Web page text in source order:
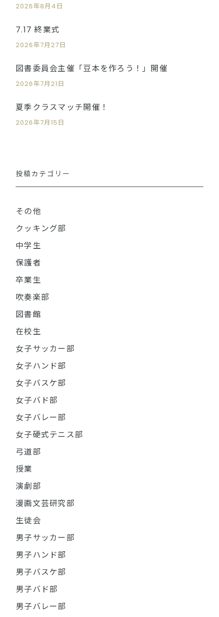
2026年8月4日
7.17 終業式
2026年7月27日
図書委員会主催「豆本を作ろう！」開催
2026年7月21日
夏季クラスマッチ開催！
2026年7月15日
投稿カテゴリー
その他
クッキング部
中学生
保護者
卒業生
吹奏楽部
図書館
在校生
女子サッカー部
女子ハンド部
女子バスケ部
女子バド部
女子バレー部
女子硬式テニス部
弓道部
授業
演劇部
漫画文芸研究部
生徒会
男子サッカー部
男子ハンド部
男子バスケ部
男子バド部
男子バレー部